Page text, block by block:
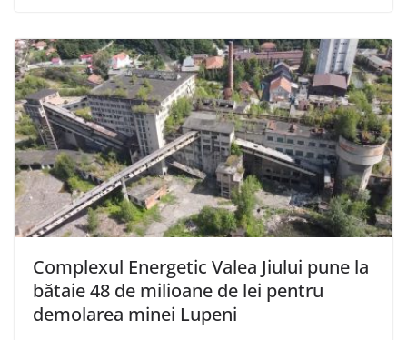
Complexul Energetic Valea Jiului pune la
bătaie 48 de milioane de lei pentru
demolarea minei Lupeni